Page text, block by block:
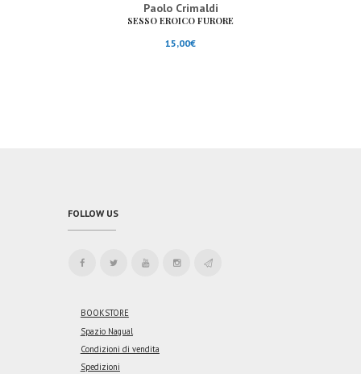
Paolo Crimaldi
SESSO EROICO FURORE
15,00€
FOLLOW US
BOOKSTORE
Spazio Nagual
Condizioni di vendita
Spedizioni